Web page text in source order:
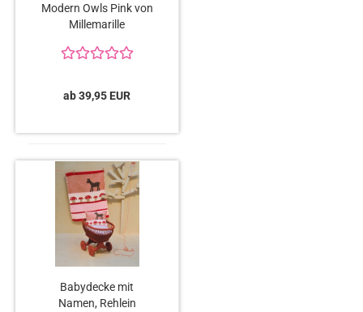
Modern Owls Pink von
Millemarille
ab 39,95 EUR
Babydecke mit
Namen, Rehlein